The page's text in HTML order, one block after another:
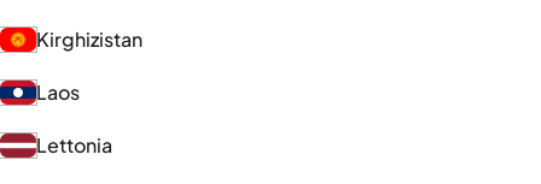
Kirghizistan
Laos
Lettonia